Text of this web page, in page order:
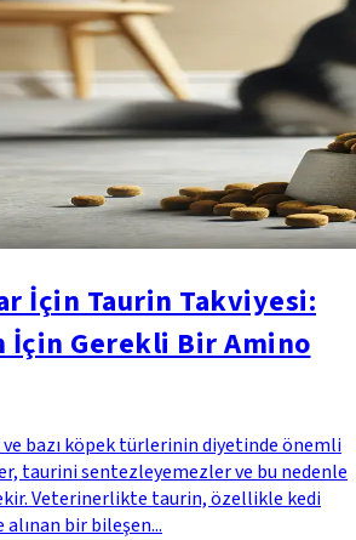
İçin Taurin Takviyesi:
İçin Gerekli Bir Amino
bazı köpek türlerinin diyetinde önemli
taurini sentezleyemezler ve bu nedenle
Veterinerlikte taurin, özellikle kedi
bir bileşen...